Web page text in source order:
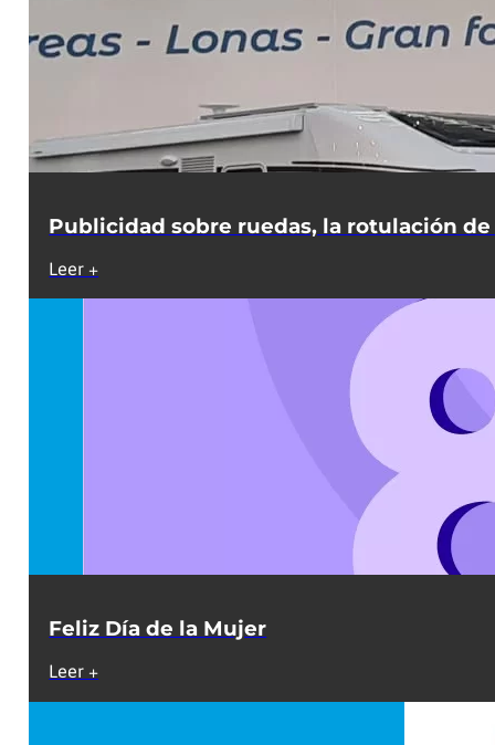
Publicidad sobre ruedas, la rotulación de
Leer +
Feliz Día de la Mujer
Leer +